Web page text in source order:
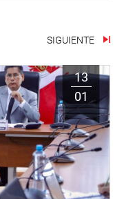
SIGUIENTE
13
01